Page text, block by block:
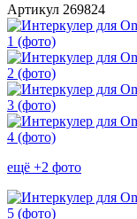
Артикул 269824
ещё +2 фото